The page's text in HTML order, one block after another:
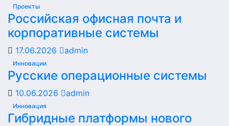
Проекты
Российская офисная почта и
корпоративные системы
17.06.2026 admin
Инновации
Русские операционные системы
10.06.2026 admin
Инновация
Гибридные платформы нового